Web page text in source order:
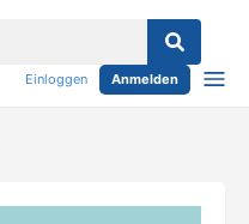
Einloggen Anmelden